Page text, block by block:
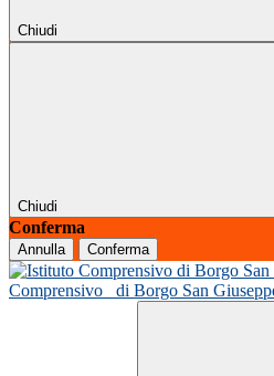
Chiudi
Chiudi
Conferma
Annulla Conferma
Comprensivo
di Borgo San